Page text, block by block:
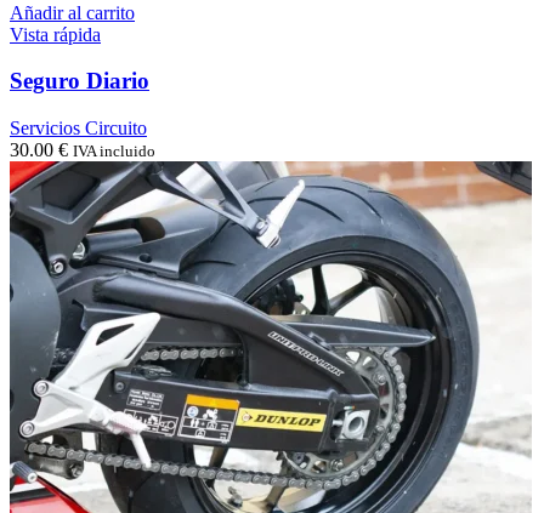
Añadir al carrito
Vista rápida
Seguro Diario
Servicios Circuito
30.00 € IVA incluido